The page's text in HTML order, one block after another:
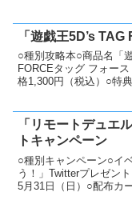
「遊戯王5D’s
○種別攻略本○商品名「
FORCEタッグ フォー
格1,300円（税込）○特
「リモートデュエ
トキャンペーン
○種別キャンペーン○イ
う！」Twitterプレゼン
5月31日（日）○配布カ